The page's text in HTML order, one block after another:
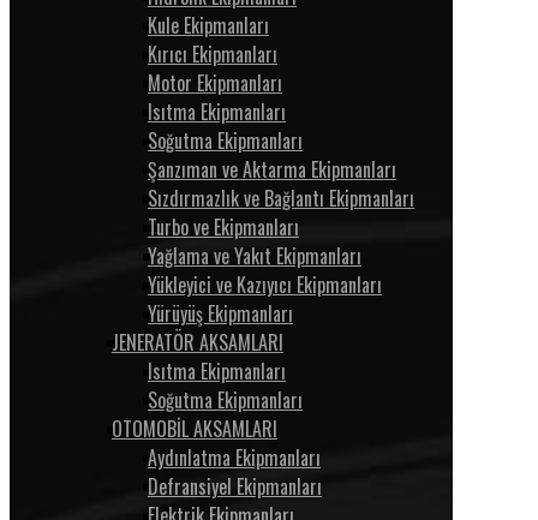
Kule Ekipmanları
Kırıcı Ekipmanları
Motor Ekipmanları
Isıtma Ekipmanları
Soğutma Ekipmanları
Şanzıman ve Aktarma Ekipmanları
Sızdırmazlık ve Bağlantı Ekipmanları
Turbo ve Ekipmanları
Yağlama ve Yakıt Ekipmanları
Yükleyici ve Kazıyıcı Ekipmanları
Yürüyüş Ekipmanları
JENERATÖR AKSAMLARI
Isıtma Ekipmanları
Soğutma Ekipmanları
OTOMOBİL AKSAMLARI
Aydınlatma Ekipmanları
Defransiyel Ekipmanları